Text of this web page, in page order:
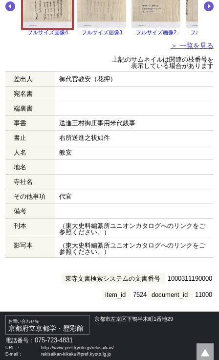
フルサイズ画像4 フルサイズ画像3 フルサイズ画像2 フルサイズ
＞ 一覧を見る
上記のサムネイルは関連の枝番号を
表示している場合があります
差出人
御代官教安（花押）
宛名書
端裏書
事書
送進三村御庄事用米代銭事
書止
右所送進之状如件
人名
教安
地名
寺社名
その他事項
代官
備考
刊本
（東大史料編纂所ユニオンカタログへのリンクをご
参照ください。）
影写本
（東大史料編纂所ユニオンカタログへのリンクをご
参照ください。）
東寺文書検索システムの文書番号 1000311190000
document_id 11000
item_id 7524
お問い合わせ先
京都府立京都学・歴彩館
京都市左京区下鴨半木町1番地29
電話番号：075-723-4831
URL ：
http://www.pref.kyoto.jp/rekisaikan/
E-mail：
rekisaikan-kikaku@pref.kyoto.lg.jp